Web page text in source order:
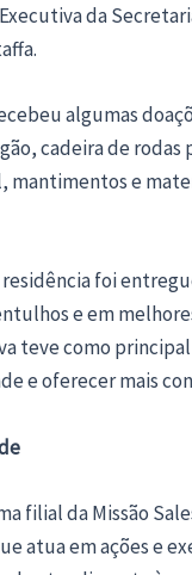
da
algumas
cadeira de rodas
mantimentos e
residência foi
e em
teve como
e oferecer mais
filial da Missão
atua em ações e